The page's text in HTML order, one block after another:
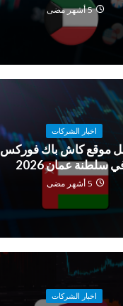
5 أشهر مضى
اخبار الشركات
موقع كاش باك فوركس
سلطنة عمان 2026
5 أشهر مضى
اخبار الشركات